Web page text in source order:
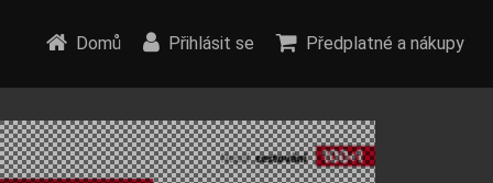
Domů Přihlásit se Předplatné a nákupy